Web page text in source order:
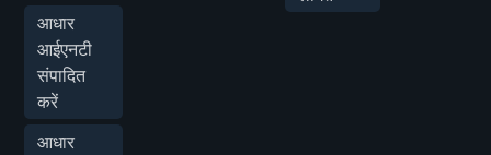
आधार
आईएनटी
संपादित
करें
आधार